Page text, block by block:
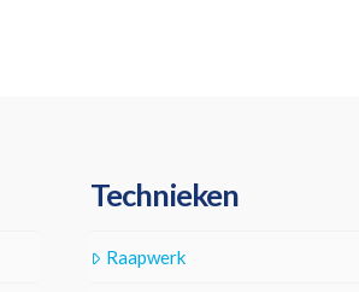
Technieken
Raapwerk